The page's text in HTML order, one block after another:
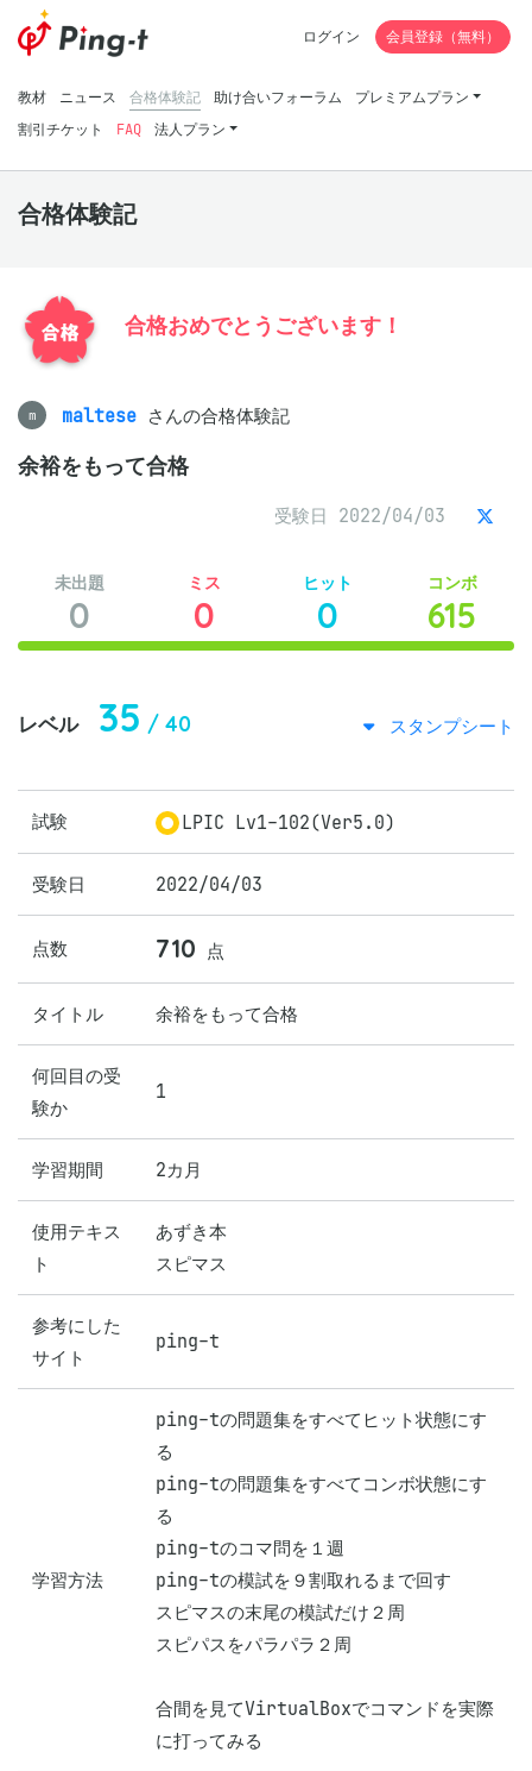
教材 ニュース 合格体験記 助け合いフォーラム
プレミアムプラン
割引チケット
FAQ 法人プラン
ログイン 会員登録（無料）
合格体験記
合格おめでとうございます！
m maltese さんの合格体験記
余裕をもって合格
受験日 2022/04/03
未出題
0
ミス
0
ヒット
0
コンボ
615
レベル 35 / 40 スタンプシート
試験 LPIC Lv1-102(Ver5.0)
受験日 2022/04/03
点数 710 点
タイトル 余裕をもって合格
何回目の受
験か
1
学習期間 2カ月
使用テキス
ト
あずき本
スピマス
参考にした
サイト
ping-t
学習方法
ping-tの問題集をすべてヒット状態にす
る
ping-tの問題集をすべてコンボ状態にす
る
ping-tのコマ問を１週
ping-tの模試を９割取れるまで回す
スピマスの末尾の模試だけ２周
スピパスをパラパラ２周
合間を見てVirtualBoxでコマンドを実際
に打ってみる